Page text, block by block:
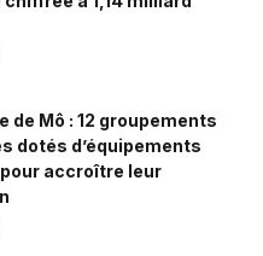
de Mô : 12 groupements
dotés d’équipements
accroître leur